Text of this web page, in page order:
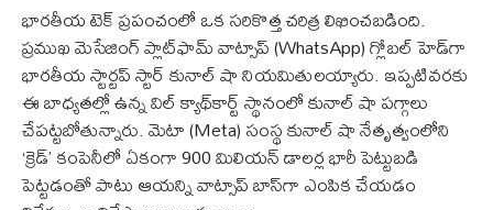
భారతీయ టెక్ ప్రపంచంలో ఒక సరికొత్త చరిత్ర లిఖించబడింది.
ప్రముఖ మెసేజింగ్ ప్లాట్‌ఫామ్ వాట్సాప్ (WhatsApp) గ్లోబల్ హెడ్‌గా
భారతీయ స్టార్టప్ స్టార్ కునాల్ షా నియమితులయ్యారు. ఇప్పటివరకు
ఈ బాధ్యతల్లో ఉన్న విల్ క్యాథ్‌కార్ట్ స్థానంలో కునాల్ షా పగ్గాలు
చేపట్టబోతున్నారు. మెటా (Meta) సంస్థ కునాల్ షా నేతృత్వంలోని
‘క్రెడ్’ కంపెనీలో ఏకంగా 900 మిలియన్ డాలర్ల భారీ పెట్టుబడి
పెట్టడంతో పాటు ఆయన్ని వాట్సాప్ బాస్‌గా ఎంపిక చేయడం